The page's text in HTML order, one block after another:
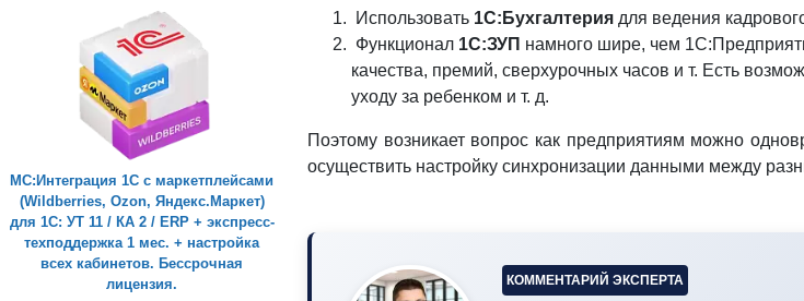
МС:Интеграция 1С с маркетплейсами
(Wildberries, Ozon, Яндекс.Маркет)
для 1С: УТ 11 / КА 2 / ERP + экспресс-
техподдержка 1 мес. + настройка
всех кабинетов. Бессрочная
лицензия.
Использовать 1С:Бухгалтерия для ведения
Функционал 1С:ЗУП намного шире, чем
качества, премий, сверхурочных часов и т. Есть
уходу за ребенком и т. д.
Поэтому возникает вопрос как предприятиям можно
осуществить настройку синхронизации данными между
КОММЕНТАРИЙ ЭКСПЕРТА